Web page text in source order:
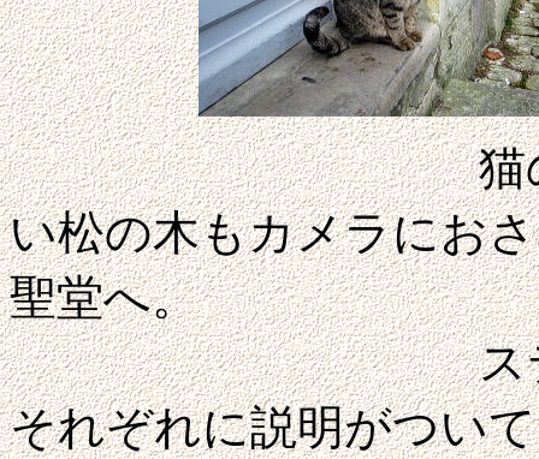
猫の相手をし
い松の木もカメラにお
聖堂へ。
ステンドグラ
それぞれに説明がつい